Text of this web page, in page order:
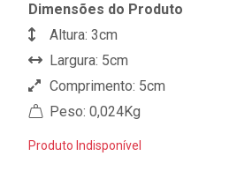
Dimensões do Produto
Altura: 3cm
Largura: 5cm
Comprimento: 5cm
Peso: 0,024Kg
Produto Indisponível